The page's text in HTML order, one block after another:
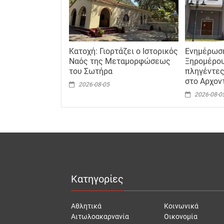
Κατοχή: Γιορτάζει ο Ιστορικός
Ναός της Μεταμορφώσεως
του Σωτήρα
2026-08-05
στο
2026-08-
Κατηγορίες
Αθλητικά
Αιτωλοακαρνανία
Κοινωνικά
Οικονομία